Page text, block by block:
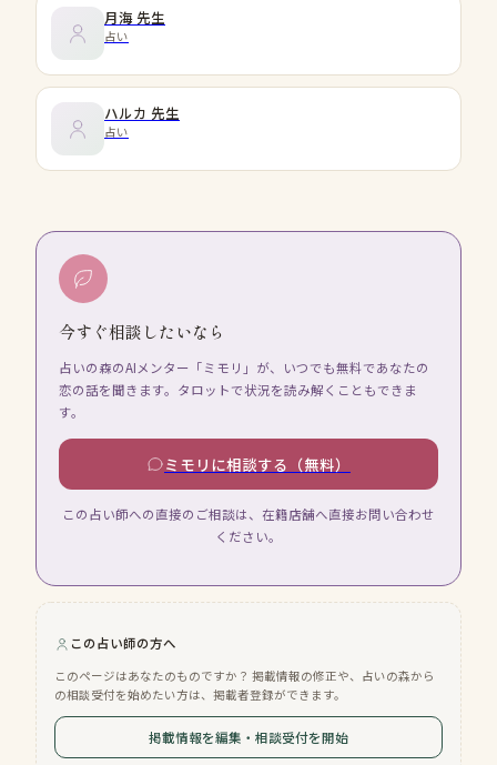
月海 先生
占い
ハルカ 先生
占い
今すぐ相談したいなら
占いの森のAIメンター「ミモリ」が、いつでも無料であなたの
恋の話を聞きます。タロットで状況を読み解くこともできま
す。
ミモリに相談する（無料）
この占い師への直接のご相談は、在籍店舗へ直接お問い合わせ
ください。
この占い師の方へ
このページはあなたのものですか？ 掲載情報の修正や、占いの森から
の相談受付を始めたい方は、掲載者登録ができます。
掲載情報を編集・相談受付を開始